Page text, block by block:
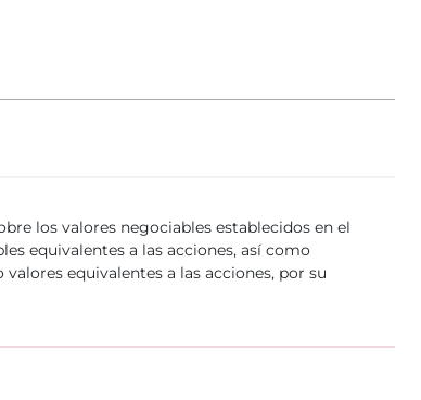
los valores negociables establecidos en el
equivalentes a las acciones, así como
equivalentes a las acciones, por su